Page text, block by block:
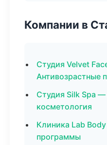
Компании в
Студия Velvet
Антивозрастные
Студия Silk Spa —
косметология
Клиника Lab
программы